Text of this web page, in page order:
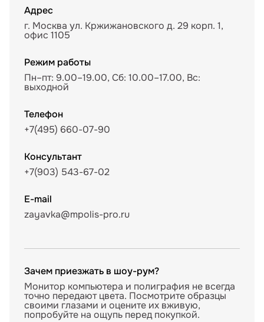
Адрес
г. Москва ул. Кржижановского д. 29 корп. 1,
офис 1105
Режим работы
Пн–пт: 9.00–19.00, Сб: 10.00–17.00, Вс:
выходной
Телефон
+7(495) 660-07-90
Консультант
+7(903) 543-67-02
E-mail
zayavka@mpolis-pro.ru
Зачем приезжать в шоу-рум?
Монитор компьютера и полиграфия не всегда
точно передают цвета. Посмотрите образцы
своими глазами и оцените их вживую,
попробуйте на ощупь перед покупкой.